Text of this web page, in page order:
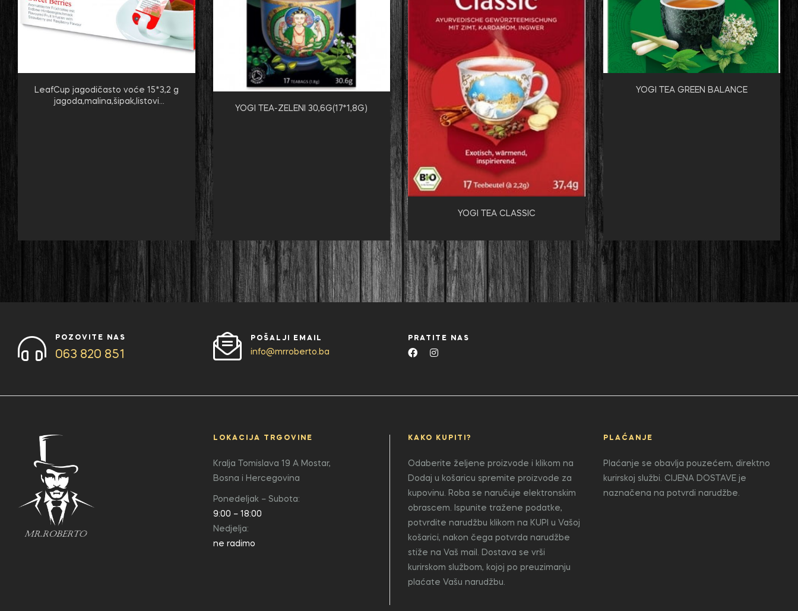
LeafCup jagodičasto voće 15*3,2 g
jagoda,malina,šipak,listovi
YOGI TEA-ZELENI 30,6G(17*1,8G)
YOGI TEA CLASSIC
YOGI TEA GREEN BALANCE
POZOVITE NAS
063 820 851
POŠALJI EMAIL
info@mrroberto.ba
PRATITE NAS
LOKACIJA TRGOVINE
Kralja Tomislava 19 A Mostar,
Bosna i Hercegovina
Ponedeljak – Subota:
9:00 – 18:00
Nedjelja:
ne radimo
KAKO KUPITI?
Odaberite željene proizvode i klikom na
Dodaj u košaricu spremite proizvode za
kupovinu. Roba se naručuje elektronskim
obrascem. Ispunite tražene podatke,
potvrdite narudžbu klikom na KUPI u Vašoj
košarici, nakon čega potvrda narudžbe
stiže na Vaš mail. Dostava se vrši
kurirskom službom, kojoj po preuzimanju
plaćate Vašu narudžbu.
PLAĆANJE
Plaćanje se obavlja pouzećem, direktno
kurirskoj službi. CIJENA DOSTAVE je
naznačena na potvrdi narudžbe.